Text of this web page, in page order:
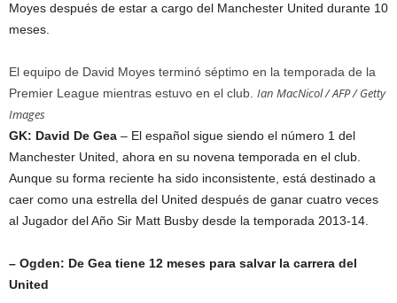
Moyes después de estar a cargo del Manchester United durante 10
meses.
El equipo de David Moyes terminó séptimo en la temporada de la
Premier League mientras estuvo en el club. Ian MacNicol / AFP / Getty
Images
GK: David De Gea – El español sigue siendo el número 1 del
Manchester United, ahora en su novena temporada en el club.
Aunque su forma reciente ha sido inconsistente, está destinado a
caer como una estrella del United después de ganar cuatro veces
al Jugador del Año Sir Matt Busby desde la temporada 2013-14.
– Ogden: De Gea tiene 12 meses para salvar la carrera del
United